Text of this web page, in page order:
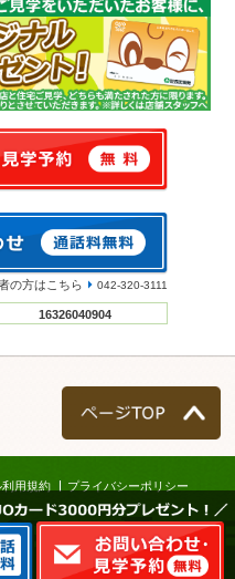
の方はこちら 042-320-3111
16326040904
カード3000円分プレゼント！／
利用規約 プライバシーポリシー